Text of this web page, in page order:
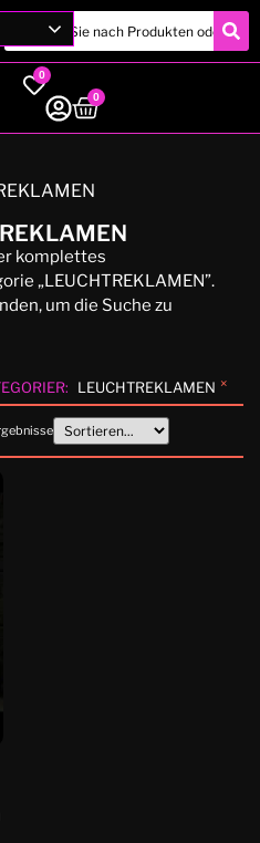
0
0
komplettes
„LEUCHTREKLAMEN”.
um die Suche zu
: LEUCHTREKLAMEN ×